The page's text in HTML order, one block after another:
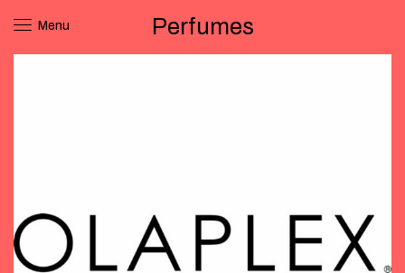
Menu Perfumes